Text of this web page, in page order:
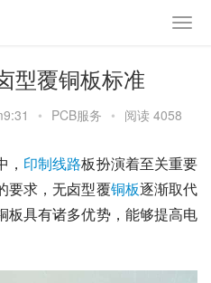
型覆铜板标准
• PCB服务 • 阅读 4058
印制线路板扮演着至关重要
要求，无卤型覆铜板逐渐取代
板具有诸多优势，能够提高电